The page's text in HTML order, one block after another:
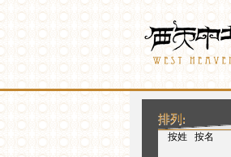
搜索表单
搜索
你在这里 排列:
按姓
（活动标签） 按名